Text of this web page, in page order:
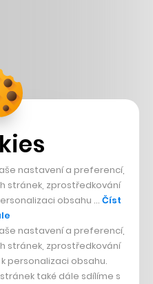
nastavení a preferencí,
stránek, zprostředkování
obsahu … Číst
nastavení a preferencí,
stránek, zprostředkování
personalizaci obsahu.
také dále sdílíme s